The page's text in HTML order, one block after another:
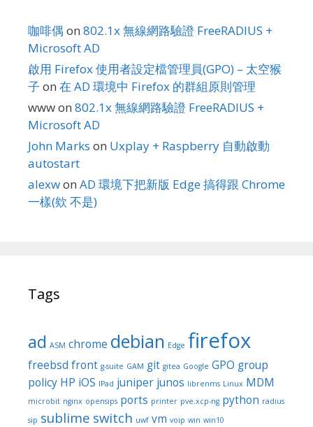
咖啡偶 on 802.1x 無線網路驗證 FreeRADIUS +
Microsoft AD
啟用 Firefox 使用者設定檔管理員(GPO) – 太空猴
子 on 在 AD 環境中 Firefox 的群組原則管理
wwwon 802.1x 無線網路驗證 FreeRADIUS +
Microsoft AD
John Marks on Uxplay + Raspberry 自動啟動
autostart
alexwon AD 環境下把新版 Edge 搞得跟 Chrome
一樣(欸 不是)
Tags
ad ASM chrome debian Edge firefox
freebsd front g-suite GAM git gitea Google GPO group
policy HP iOS IPad juniper junos librenms Linux MDM
microbit nginx opensips ports printer pve.xcp-ng python radius
sip sublime switch uwf vm voip win win10